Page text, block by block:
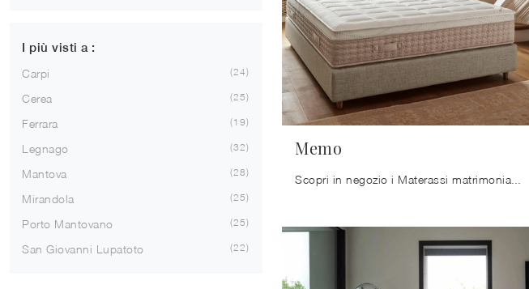
I più visti a :
Carpi
24
Cerea 25
Ferrara 19
Legnago 32
Mantova 28
Mirandola 25
Porto Mantovano 25
San Giovanni Lupatoto 22
Memo